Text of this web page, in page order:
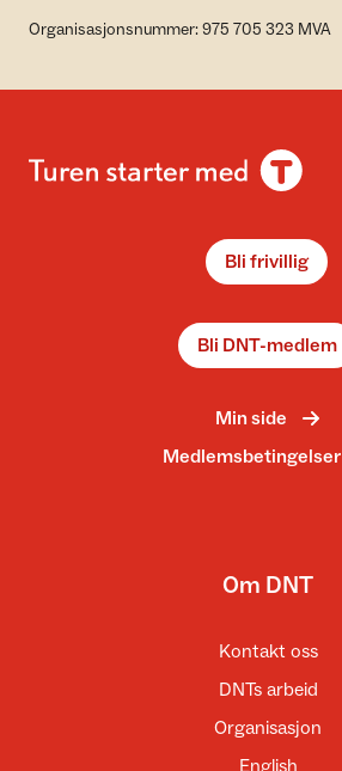
Organisasjonsnummer: 975 705 323 MVA
Bli frivillig
Bli DNT-medlem
Min side
Medlemsbetingelser
Om DNT
Kontakt oss
DNTs arbeid
Organisasjon